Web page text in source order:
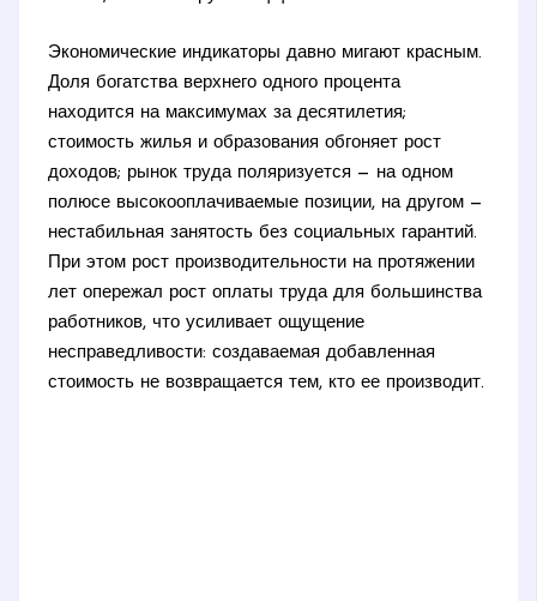
Экономические индикаторы давно мигают красным.
Доля богатства верхнего одного процента
находится на максимумах за десятилетия;
стоимость жилья и образования обгоняет рост
доходов; рынок труда поляризуется — на одном
полюсе высокооплачиваемые позиции, на другом —
нестабильная занятость без социальных гарантий.
При этом рост производительности на протяжении
лет опережал рост оплаты труда для большинства
работников, что усиливает ощущение
несправедливости: создаваемая добавленная
стоимость не возвращается тем, кто ее производит.